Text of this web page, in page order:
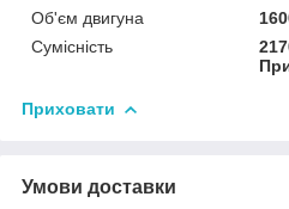
Об'єм двигуна
Сумісність
Приховати
Умови доставки